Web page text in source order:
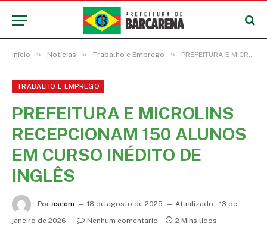
Início » Notícias » Trabalho e Emprego » PREFEITURA E MICROLINS RECEPCIONAM 150 ALUNOS EM CURSO INÉDITO DE INGLÊS
TRABALHO E EMPREGO
PREFEITURA E MICROLINS
RECEPCIONAM 150 ALUNOS
EM CURSO INÉDITO DE
INGLÊS
Por ascom 18 de agosto de 2025 Atualizado: 13 de
janeiro de 2026
Nenhum comentário 2 Mins lidos